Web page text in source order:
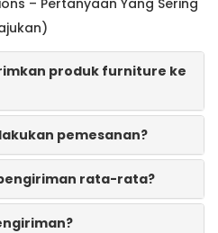
produk furniture ke
pemesanan?
rata-rata?